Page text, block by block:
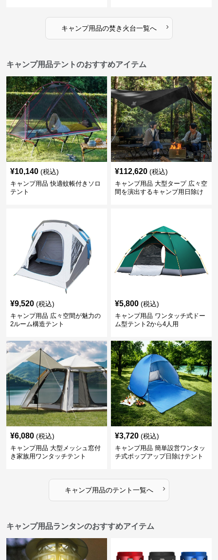
キャンプ用品の焚き火台一覧へ ›
キャンプ用品テントのおすすめアイテム
¥10,140 (税込)
キャンプ用品 快適蚊帳付きソロ
テント
¥112,620 (税込)
キャンプ用品 大型タープ 広々空
間を演出するキャンプ用日除け
¥9,520 (税込)
キャンプ用品 広々空間が魅力の
2ルーム構造テント
¥5,800 (税込)
キャンプ用品 ワンタッチ式ドー
ム型テント2から4人用
¥6,080 (税込)
キャンプ用品 大型メッシュ窓付
き家族用ワンタッチテント
¥3,720 (税込)
キャンプ用品 簡単設営ワンタッ
チ式ポップアップ日除けテント
キャンプ用品のテント一覧へ ›
キャンプ用品ランタンのおすすめアイテム